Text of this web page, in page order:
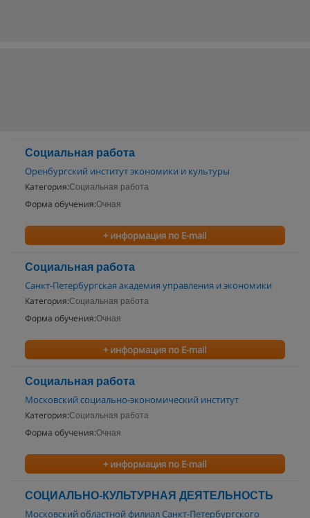
Социальная работа
Оренбургский институт экономики и культуры
Категория:Социальная работа
Форма обучения:Очная
+ информация по E-mail
Социальная работа
Санкт-Петербургская академия управления и экономики
Категория:Социальная работа
Форма обучения:Очная
+ информация по E-mail
Социальная работа
Московский социально-экономический институт
Категория:Социальная работа
Форма обучения:Очная
+ информация по E-mail
СОЦИАЛЬНО-КУЛЬТУРНАЯ ДЕЯТЕЛЬНОСТЬ
Московский областной филиал Санкт-Петербургского